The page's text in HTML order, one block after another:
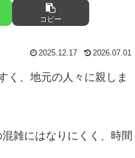
コピー
2025.12.17 2026.07.01
く、地元の人々に親しま
雑にはなりにくく、時間